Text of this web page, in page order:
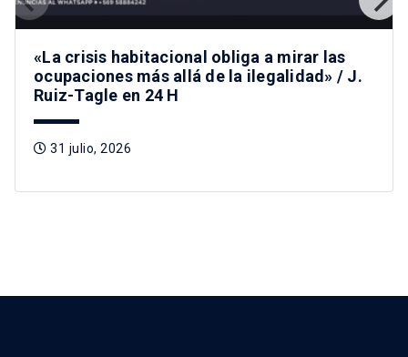
«La crisis habitacional obliga a mirar las
ocupaciones más allá de la ilegalidad» / J.
Ruiz-Tagle en 24 H
31 julio, 2026